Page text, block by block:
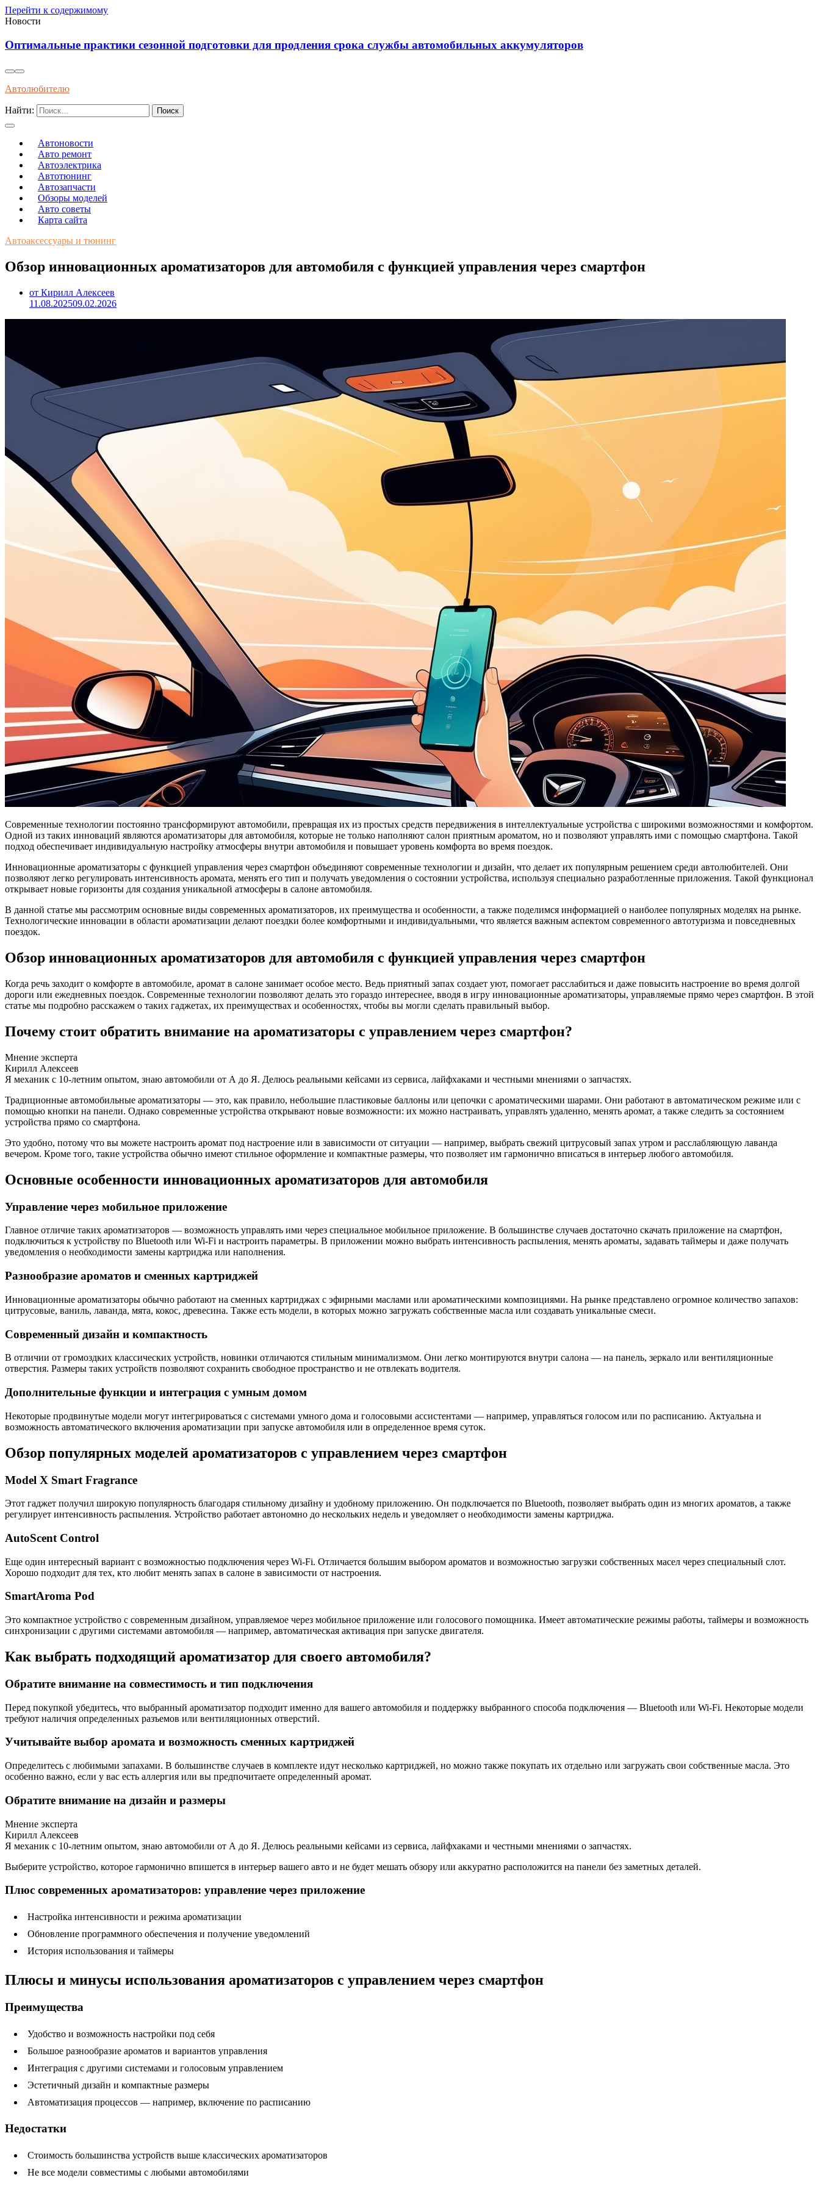
Перейти к содержимому
Новости
Эффективные методы защиты кузова автомобиля от ультрафиолетового излучения в летний период
Автолюбителю
Найти:
Автоновости
Авто ремонт
Автоэлектрика
Автотюнинг
Автозапчасти
Обзоры моделей
Авто советы
Карта сайта
Автоаксессуары и тюнинг
Обзор инновационных ароматизаторов для автомобиля с функцией управления через смартфон
от Кирилл Алексеев
11.08.202509.02.2026
Современные технологии постоянно трансформируют автомобили, превращая их из простых средств передвижения в интеллектуальные устройства с широкими возможностями и комфортом.
Одной из таких инноваций являются ароматизаторы для автомобиля, которые не только наполняют салон приятным ароматом, но и позволяют управлять ими с помощью смартфона. Такой
подход обеспечивает индивидуальную настройку атмосферы внутри автомобиля и повышает уровень комфорта во время поездок.
Инновационные ароматизаторы с функцией управления через смартфон объединяют современные технологии и дизайн, что делает их популярным решением среди автолюбителей. Они
позволяют легко регулировать интенсивность аромата, менять его тип и получать уведомления о состоянии устройства, используя специально разработленные приложения. Такой функционал
открывает новые горизонты для создания уникальной атмосферы в салоне автомобиля.
В данной статье мы рассмотрим основные виды современных ароматизаторов, их преимущества и особенности, а также поделимся информацией о наиболее популярных моделях на рынке.
Технологические инновации в области ароматизации делают поездки более комфортными и индивидуальными, что является важным аспектом современного автотуризма и повседневных
поездок.
Обзор инновационных ароматизаторов для автомобиля с функцией управления через смартфон
Когда речь заходит о комфорте в автомобиле, аромат в салоне занимает особое место. Ведь приятный запах создает уют, помогает расслабиться и даже повысить настроение во время долгой
дороги или ежедневных поездок. Современные технологии позволяют делать это гораздо интереснее, вводя в игру инновационные ароматизаторы, управляемые прямо через смартфон. В этой
статье мы подробно расскажем о таких гаджетах, их преимуществах и особенностях, чтобы вы могли сделать правильный выбор.
Почему стоит обратить внимание на ароматизаторы с управлением через смартфон?
Мнение эксперта
Кирилл Алексеев
Я механик с 10-летним опытом, знаю автомобили от А до Я. Делюсь реальными кейсами из сервиса, лайфхаками и честными мнениями о запчастях.
Традиционные автомобильные ароматизаторы — это, как правило, небольшие пластиковые баллоны или цепочки с ароматическими шарами. Они работают в автоматическом режиме или с
помощью кнопки на панели. Однако современные устройства открывают новые возможности: их можно настраивать, управлять удаленно, менять аромат, а также следить за состоянием
устройства прямо со смартфона.
Это удобно, потому что вы можете настроить аромат под настроение или в зависимости от ситуации — например, выбрать свежий цитрусовый запах утром и расслабляющую лаванда
вечером. Кроме того, такие устройства обычно имеют стильное оформление и компактные размеры, что позволяет им гармонично вписаться в интерьер любого автомобиля.
Основные особенности инновационных ароматизаторов для автомобиля
Управление через мобильное приложение
Главное отличие таких ароматизаторов — возможность управлять ими через специальное мобильное приложение. В большинстве случаев достаточно скачать приложение на смартфон,
подключиться к устройству по Bluetooth или Wi-Fi и настроить параметры. В приложении можно выбрать интенсивность распыления, менять ароматы, задавать таймеры и даже получать
уведомления о необходимости замены картриджа или наполнения.
Разнообразие ароматов и сменных картриджей
Инновационные ароматизаторы обычно работают на сменных картриджах с эфирными маслами или ароматическими композициями. На рынке представлено огромное количество запахов:
цитрусовые, ваниль, лаванда, мята, кокос, древесина. Также есть модели, в которых можно загружать собственные масла или создавать уникальные смеси.
Современный дизайн и компактность
В отличии от громоздких классических устройств, новинки отличаются стильным минимализмом. Они легко монтируются внутри салона — на панель, зеркало или вентиляционные
отверстия. Размеры таких устройств позволяют сохранить свободное пространство и не отвлекать водителя.
Дополнительные функции и интеграция с умным домом
Некоторые продвинутые модели могут интегрироваться с системами умного дома и голосовыми ассистентами — например, управляться голосом или по расписанию. Актуальна и
возможность автоматического включения ароматизации при запуске автомобиля или в определенное время суток.
Обзор популярных моделей ароматизаторов с управлением через смартфон
Model X Smart Fragrance
Этот гаджет получил широкую популярность благодаря стильному дизайну и удобному приложению. Он подключается по Bluetooth, позволяет выбрать один из многих ароматов, а также
регулирует интенсивность распыления. Устройство работает автономно до нескольких недель и уведомляет о необходимости замены картриджа.
AutoScent Control
Еще один интересный вариант с возможностью подключения через Wi-Fi. Отличается большим выбором ароматов и возможностью загрузки собственных масел через специальный слот.
Хорошо подходит для тех, кто любит менять запах в салоне в зависимости от настроения.
SmartAroma Pod
Это компактное устройство с современным дизайном, управляемое через мобильное приложение или голосового помощника. Имеет автоматические режимы работы, таймеры и возможность
синхронизации с другими системами автомобиля — например, автоматическая активация при запуске двигателя.
Как выбрать подходящий ароматизатор для своего автомобиля?
Обратите внимание на совместимость и тип подключения
Перед покупкой убедитесь, что выбранный ароматизатор подходит именно для вашего автомобиля и поддержку выбранного способа подключения — Bluetooth или Wi-Fi. Некоторые модели
требуют наличия определенных разъемов или вентиляционных отверстий.
Учитывайте выбор аромата и возможность сменных картриджей
Определитесь с любимыми запахами. В большинстве случаев в комплекте идут несколько картриджей, но можно также покупать их отдельно или загружать свои собственные масла. Это
особенно важно, если у вас есть аллергия или вы предпочитаете определенный аромат.
Обратите внимание на дизайн и размеры
Мнение эксперта
Кирилл Алексеев
Я механик с 10-летним опытом, знаю автомобили от А до Я. Делюсь реальными кейсами из сервиса, лайфхаками и честными мнениями о запчастях.
Выберите устройство, которое гармонично впишется в интерьер вашего авто и не будет мешать обзору или аккуратно расположится на панели без заметных деталей.
Плюс современных ароматизаторов: управление через приложение
Настройка интенсивности и режима ароматизации
Обновление программного обеспечения и получение уведомлений
История использования и таймеры
Плюсы и минусы использования ароматизаторов с управлением через смартфон
Преимущества
Удобство и возможность настройки под себя
Большое разнообразие ароматов и вариантов управления
Интеграция с другими системами и голосовым управлением
Эстетичный дизайн и компактные размеры
Автоматизация процессов — например, включение по расписанию
Недостатки
Стоимость большинства устройств выше классических ароматизаторов
Не все модели совместимы с любыми автомобилями